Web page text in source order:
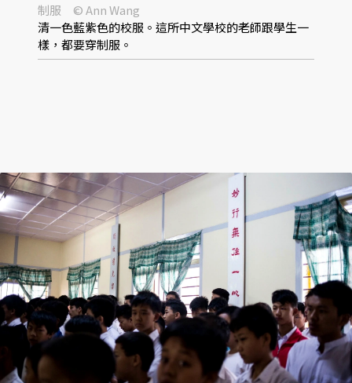
制服 © Ann Wang
清一色藍紫色的校服。這所中文學校的老師跟學生一
樣，都要穿制服。